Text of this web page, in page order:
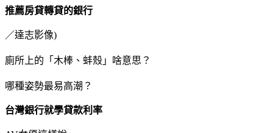
推薦房貸轉貸的銀行
／達志影像)
廁所上的「木棒、蚌殼」啥意思？
哪種姿勢最易高潮？
台灣銀行就學貸款利率